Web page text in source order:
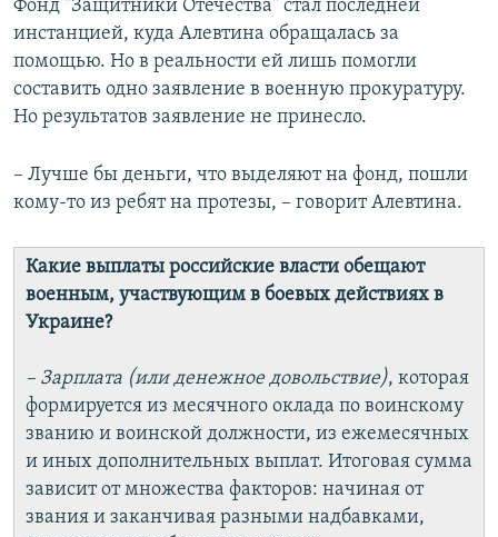
Фонд "Защитники Отечества" стал последней
инстанцией, куда Алевтина обращалась за
помощью. Но в реальности ей лишь помогли
составить одно заявление в военную прокуратуру.
Но результатов заявление не принесло.
– Лучше бы деньги, что выделяют на фонд, пошли
кому-то из ребят на протезы, – говорит Алевтина.
Какие выплаты российские власти обещают
военным, участвующим в боевых действиях в
Украине?
– Зарплата (или денежное довольствие), которая
формируется из месячного оклада по воинскому
званию и воинской должности, из ежемесячных
и иных дополнительных выплат. Итоговая сумма
зависит от множества факторов: начиная от
звания и заканчивая разными надбавками,